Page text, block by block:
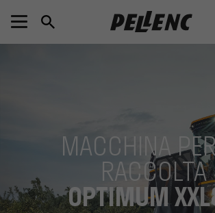
MACCHINA
RACCOLTA
OPTIMUM